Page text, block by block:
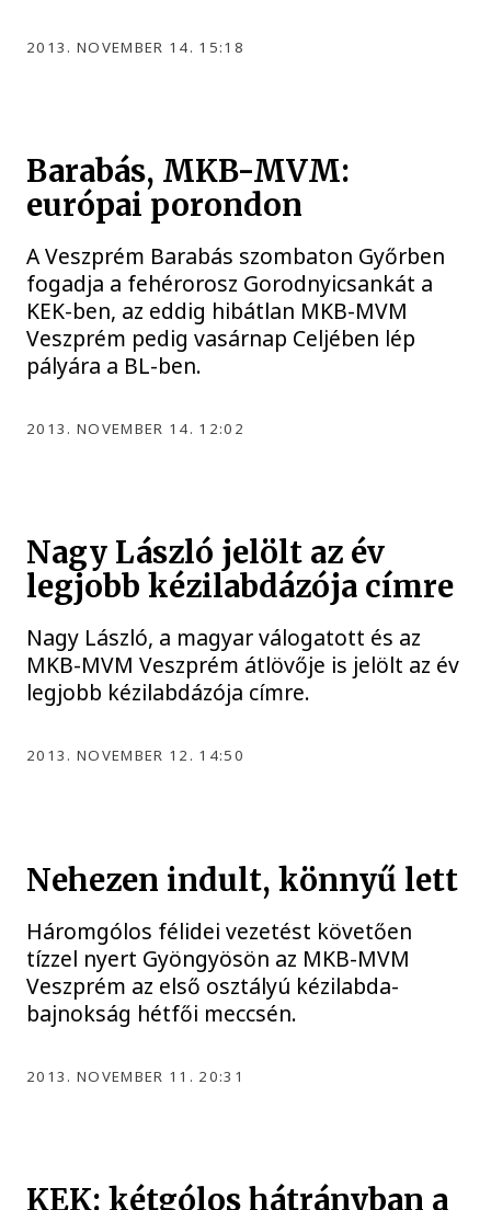
2013. NOVEMBER 14. 15:18
Barabás, MKB-MVM:
európai porondon
A Veszprém Barabás szombaton Győrben
fogadja a fehérorosz Gorodnyicsankát a
KEK-ben, az eddig hibátlan MKB-MVM
Veszprém pedig vasárnap Celjében lép
pályára a BL-ben.
2013. NOVEMBER 14. 12:02
Nagy László jelölt az év
legjobb kézilabdázója címre
Nagy László, a magyar válogatott és az
MKB-MVM Veszprém átlövője is jelölt az év
legjobb kézilabdázója címre.
2013. NOVEMBER 12. 14:50
Nehezen indult, könnyű lett
Háromgólos félidei vezetést követően
tízzel nyert Gyöngyösön az MKB-MVM
Veszprém az első osztályú kézilabda-
bajnokság hétfői meccsén.
2013. NOVEMBER 11. 20:31
KEK: kétgólos hátrányban a